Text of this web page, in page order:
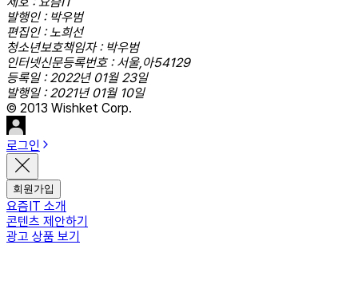
발행인 : 박우범
편집인 : 노희선
청소년보호책임자 : 박우범
인터넷신문등록번호 : 서울,아54129
등록일 : 2022년 01월 23일
발행일 : 2021년 01월 10일
© 2013 Wishket Corp.
로그인
회원가입
요즘IT 소개
콘텐츠 제안하기
광고 상품 보기